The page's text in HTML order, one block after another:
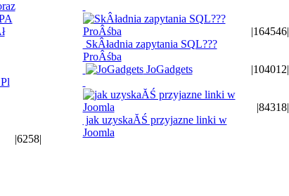
|6258|
SkÂładnia zapytania SQL???
ProÂśba
|164546|
JoGadgets |104012|
jak uzyskaĂŚ przyjazne linki w
Joomla
|84318|